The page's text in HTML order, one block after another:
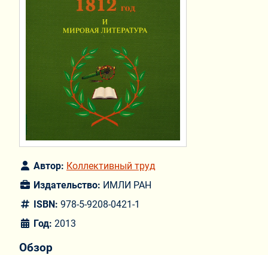
Автор: Коллективный труд
Издательство: ИМЛИ РАН
ISBN: 978-5-9208-0421-1
Год: 2013
Обзор